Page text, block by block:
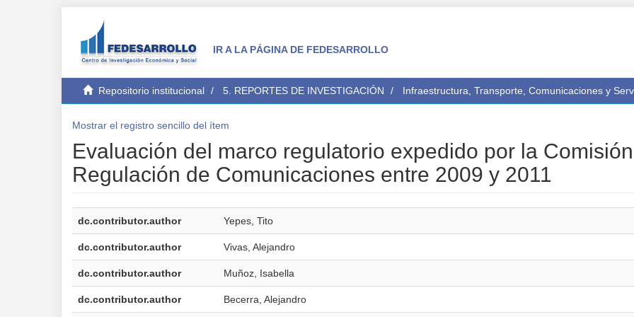
IR A LA PÁGINA DE FEDESARROLLO
Repositorio institucional 5. REPORTES DE INVESTIGACIÓN Infraestructura, Transporte, Comunicaciones y
Mostrar el registro sencillo del ítem
Evaluación del marco regulatorio expedido por la
Regulación de Comunicaciones entre 2009 y 2011
dc.contributor.author Yepes, Tito
dc.contributor.author Vivas, Alejandro
dc.contributor.author Muñoz, Isabella
dc.contributor.author Becerra, Alejandro